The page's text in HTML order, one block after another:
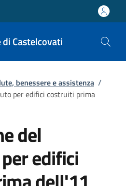
di Castelcovati
benessere e assistenza /
per edifici costruiti prima
del
edifici